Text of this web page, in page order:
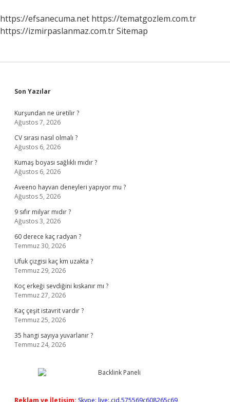
https://efsanecuma.net https://tematgozlem.com.tr
https://izmirpaslanmaz.com.trSitemap
Sidebar
Son Yazılar
Kurşundan ne üretilir ?
Ağustos 7, 2026
CV sırası nasıl olmalı ?
Ağustos 6, 2026
Kumaş boyası sağlıklı mıdır ?
Ağustos 6, 2026
Aveeno hayvan deneyleri yapıyor mu ?
Ağustos 5, 2026
9 sıfır milyar mıdır ?
Ağustos 3, 2026
60 derece kaç radyan ?
Temmuz 30, 2026
Ufuk çizgisi kaç km uzakta ?
Temmuz 29, 2026
Koç erkeği sevdiğini kıskanır mı ?
Temmuz 27, 2026
Kaç çeşit istavrit vardır ?
Temmuz 25, 2026
35 hangi sayıya yuvarlanır ?
Temmuz 24, 2026
Reklam ve İletişim: Skype: live:.cid.575569c608265c69